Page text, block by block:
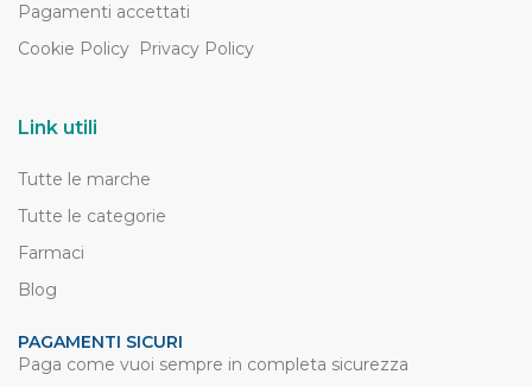
Pagamenti accettati
Cookie Policy Privacy Policy
Link utili
Tutte le marche
Tutte le categorie
Farmaci
Blog
PAGAMENTI SICURI
Paga come vuoi sempre in completa sicurezza